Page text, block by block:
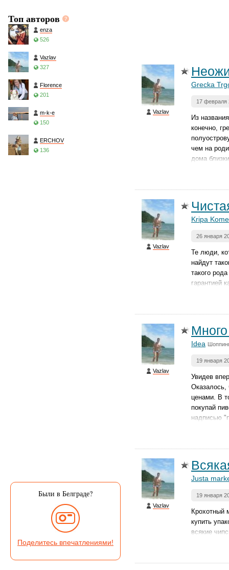
Топ авторов
enza
526
Vazlav
327
Florence
201
m-k-e
150
ERCHOV
136
Были в Белграде?
Поделитесь впечатлениями!
Vazlav
Grecka
17 февраля
Из
конечно,
чем на
дома
Vazlav
Kripa
26 января
Те люди,
найдут
такого
гарантией
Vazlav
Idea
19 января
Увидев
Оказалось,
ценами. В
покупай
надписью
Vazlav
Justa
19 января
Крохотный
купить
всякие